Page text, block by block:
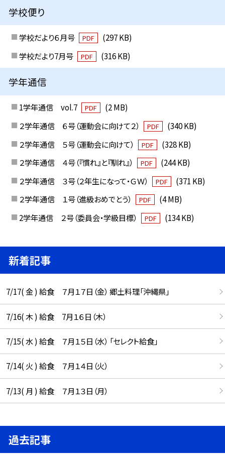
学校便り
学校だより６月号 PDF
(297 KB)
学校だより7月号
PDF (316 KB)
学年通信
1学年通信 vol.7 PDF
(2 MB)
２学年通信 ６号（運動会に向けて２）
PDF
(340 KB)
２学年通信 ５号（運動会に向けて）
PDF
(328 KB)
２学年通信 ４号（『慣れ』と『馴れ』）
PDF
(244 KB)
２学年通信 ３号（２年生になって・ＧＷ）
PDF
(371 KB)
２学年通信 １号（進級おめでとう）
PDF
(4 MB)
2学年通信 ２号（委員会・学級目標）
PDF (134 KB)
新着記事
7/17( 金 ) 給食 ７月１７日（金） 郷土料理「沖縄県」
7/16( 木 ) 給食 7月１６日（木）
7/15( 水 ) 給食 ７月１５日（水） 「セレクト給食」
7/14( 火 ) 給食 ７月１４日（火）
7/13( 月 ) 給食 ７月１３日（月）
過去記事